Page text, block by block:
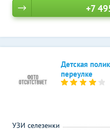
+7
Детская
переулке
УЗИ селезенки